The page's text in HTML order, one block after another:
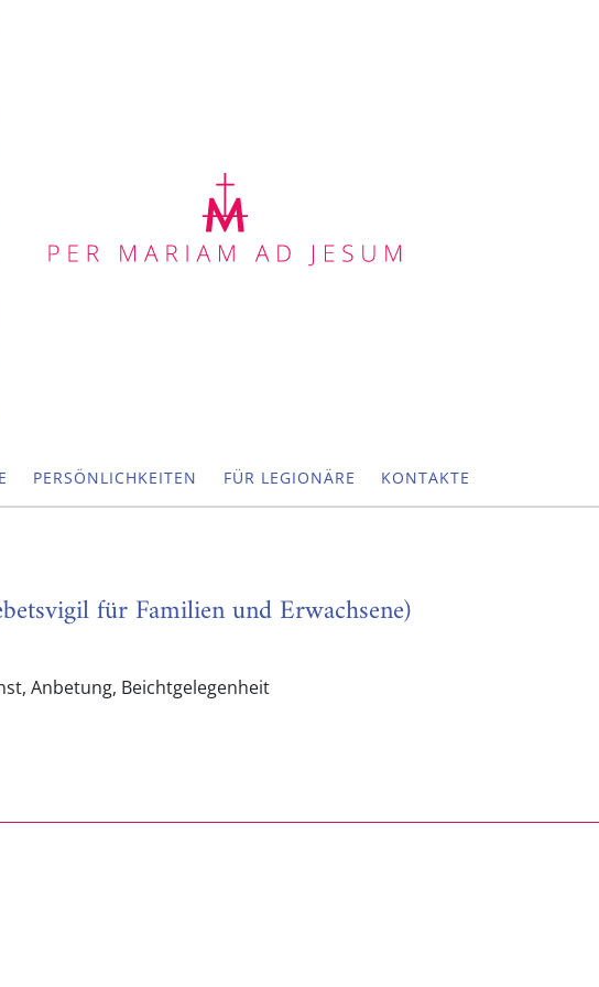
PERSÖNLICHKEITEN FÜR LEGIONÄRE KONTAKTE
für Familien und Erwachsene)
Anbetung, Beichtgelegenheit